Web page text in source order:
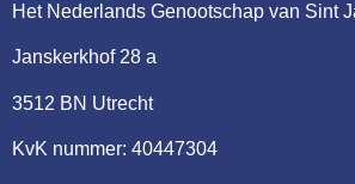
Het Nederlands Genootschap van Sint
Janskerkhof 28 a
3512 BN Utrecht
KvK nummer: 40447304